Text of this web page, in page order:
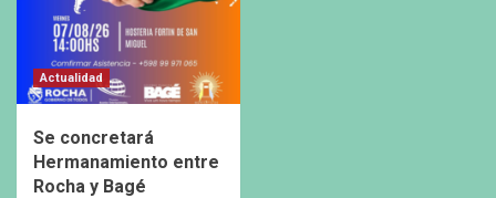
Actualidad
Se concretará
Hermanamiento entre
Rocha y Bagé